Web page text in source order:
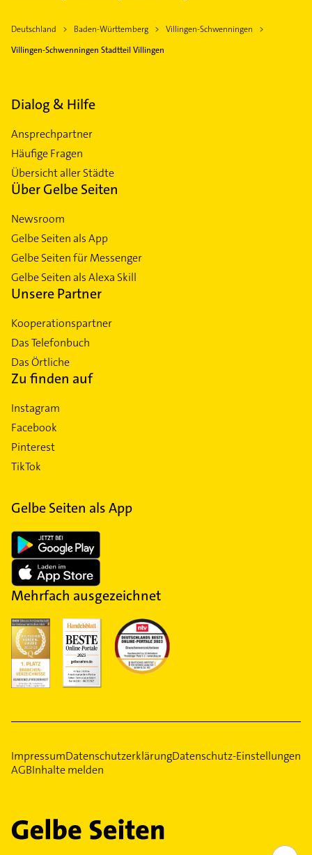
Deutschland Baden-Württemberg
Villingen-Schwenningen
Villingen-Schwenningen Stadtteil Villingen
Dialog & Hilfe
Ansprechpartner
Häufige Fragen
Übersicht aller Städte
Über Gelbe Seiten
Newsroom
Gelbe Seiten als App
Gelbe Seiten für Messenger
Gelbe Seiten als Alexa Skill
Unsere Partner
Kooperationspartner
Das Telefonbuch
Das Örtliche
Zu finden auf
Instagram
Facebook
Pinterest
TikTok
Gelbe Seiten als App
Mehrfach ausgezeichnet
ImpressumDatenschutzerklärungDatenschutz-Einstellungen
AGBInhalte melden